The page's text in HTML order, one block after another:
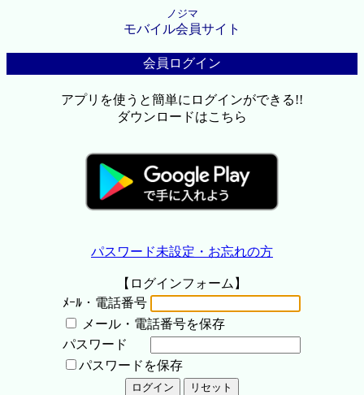
ノジマ
モバイル会員サイト
会員ログイン
アプリを使うと簡単にログインができる!!
ダウンロードはこちら
パスワード未設定・お忘れの方
【ログインフォーム】
ﾒｰﾙ・電話番号
メール・電話番号を保存
パスワード
パスワードを保存